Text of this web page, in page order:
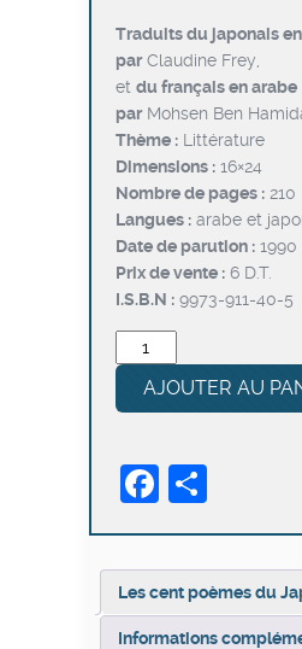
Traduits du japonais
parClaudine Frey,
et du français en arabe
parMohsen Ben
Thème : Littérature
Dimensions : 16×24
Nombre de pages : 210
Langues : arabe et
Date de parution : 1990
Prix de vente : 6 D.T.
I.S.B.N : 9973-911-40-5
quantité
de
du
Japon
AJOUTER AU
Les cent poèmes du
Informations